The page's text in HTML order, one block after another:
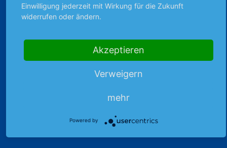
Archiv
Börsenbericht
Börsennews
Einwilligung jederzeit mit Wirkung für die Zukunft
widerrufen oder ändern.
Akzeptieren
Verweigern
mehr
Powered by